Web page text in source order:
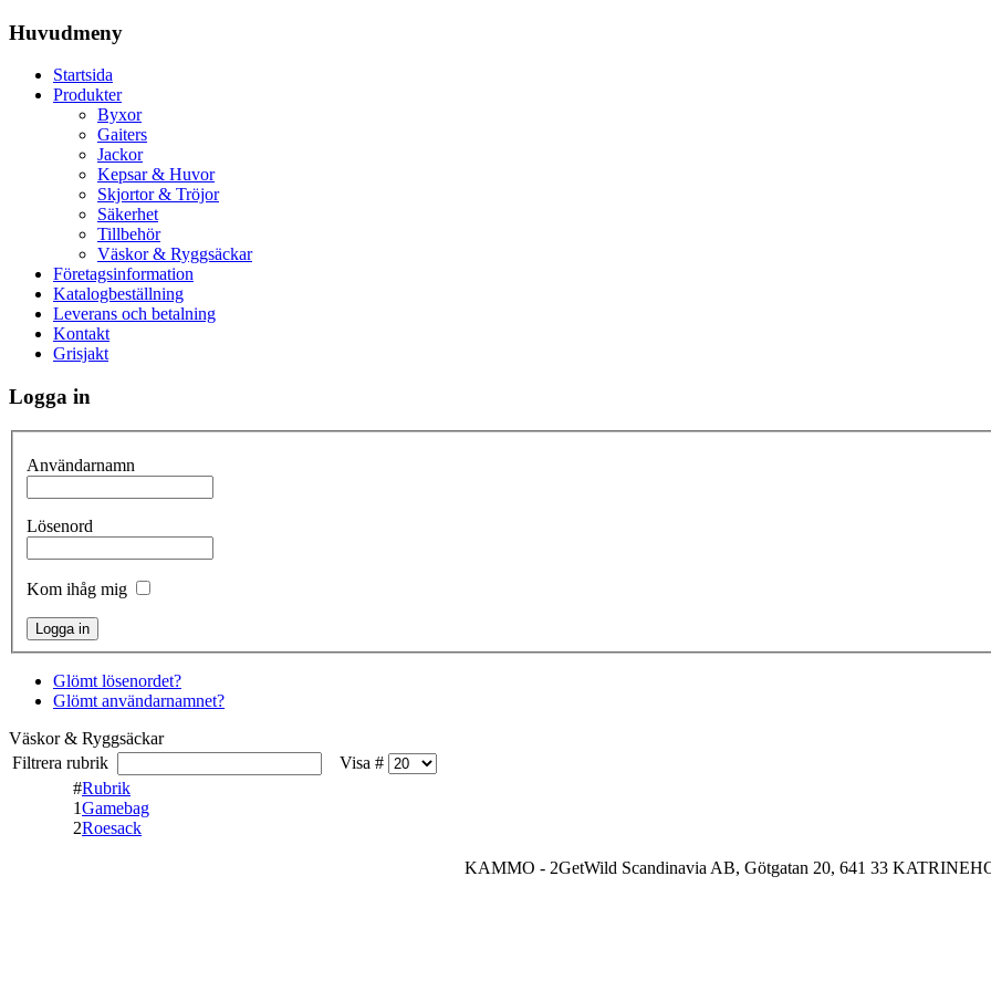
Huvudmeny
Startsida
Produkter
Byxor
Gaiters
Jackor
Kepsar & Huvor
Skjortor & Tröjor
Säkerhet
Tillbehör
Väskor & Ryggsäckar
Företagsinformation
Katalogbeställning
Leverans och betalning
Kontakt
Grisjakt
Logga in
Användarnamn
Lösenord
Kom ihåg mig
Glömt lösenordet?
Glömt användarnamnet?
Väskor & Ryggsäckar
Filtrera rubrik
Visa #
#Rubrik
1Gamebag
2Roesack
KAMMO - 2GetWild Scandinavia AB, Götgatan 20, 641 33